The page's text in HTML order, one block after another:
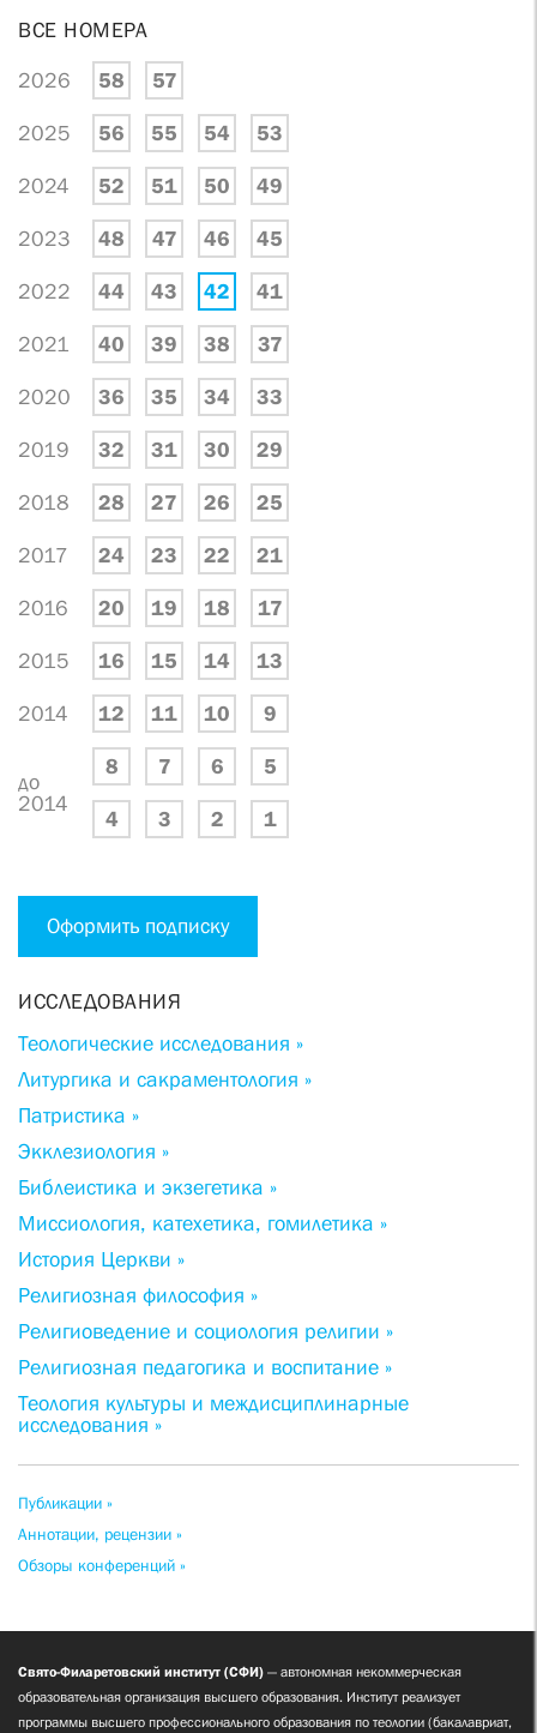
ВСЕ НОМЕРА
2026 58 57
2025 56 55 54 53
2024 52 51 50 49
2023 48 47 46 45
2022 44 43 42 41
2021 40 39 38 37
2020 36 35 34 33
2019 32 31 30 29
2018 28 27 26 25
2017 24 23 22 21
2016 20 19 18 17
2015 16 15 14 13
2014 12 11 10 9
до
2014
8 7 6 5
4 3 2 1
Оформить подписку
ИССЛЕДОВАНИЯ
Теологические исследования »
Литургика и сакраментология »
Патристика »
Экклезиология »
Библеистика и экзегетика »
Миссиология, катехетика, гомилетика »
История Церкви »
Религиозная философия »
Религиоведение и социология религии »
Религиозная педагогика и воспитание »
Теология культуры и междисциплинарные
исследования »
Публикации »
Аннотации, рецензии »
Обзоры конференций »
Свято-Филаретовский институт (СФИ) — автономная некоммерческая
образовательная организация высшего образования. Институт реализует
программы высшего профессионального образования по теологии (бакалавриат,